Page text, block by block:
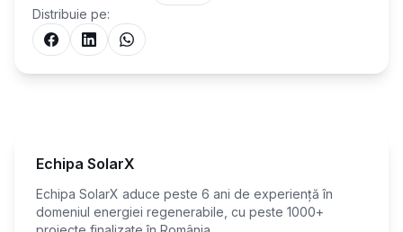
Distribuie pe:
Echipa SolarX
Echipa SolarX aduce peste 6 ani de experiență în
domeniul energiei regenerabile, cu peste 1000+